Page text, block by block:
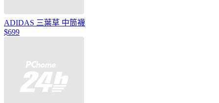
ADIDAS 三葉草 中筒襪
$699